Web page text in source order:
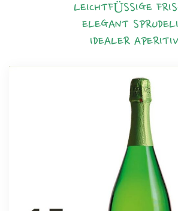
LEICHTFÜSSIGE
ELEGANT
IDEALER APERITIV